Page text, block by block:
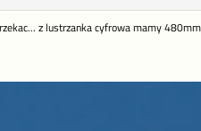
z lustrzanka cyfrowa mamy